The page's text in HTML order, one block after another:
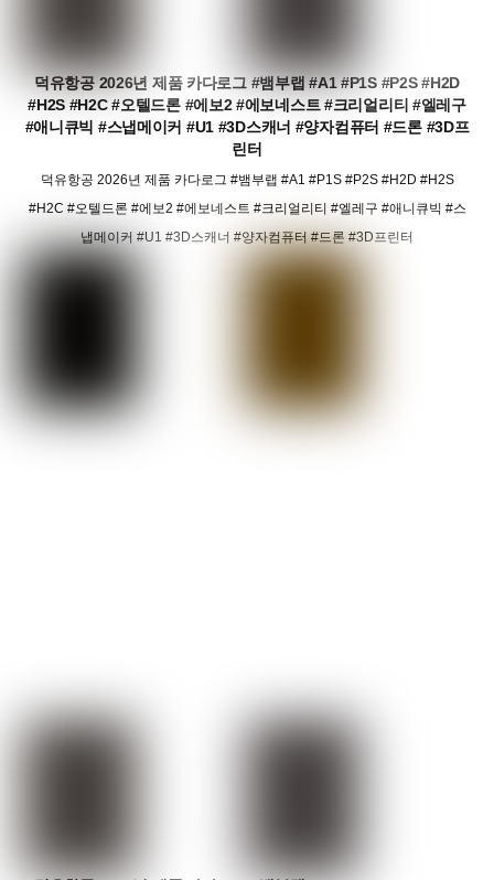
덕유항공 2026년 제품 카다로그 #뱀부랩 #A1 #P1S #P2S #H2D
#H2S #H2C #오텔드론 #에보2 #에보네스트 #크리얼리티 #엘레구
#애니큐빅 #스냅메이커 #U1 #3D스캐너 #양자컴퓨터 #드론 #3D프
린터
덕유항공 2026년 제품 카다로그 #뱀부랩 #A1 #P1S #P2S #H2D #H2S
#H2C #오텔드론 #에보2 #에보네스트 #크리얼리티 #엘레구 #애니큐빅 #스
냅메이커 #U1 #3D스캐너 #양자컴퓨터 #드론 #3D프린터